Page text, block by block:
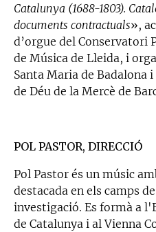
Catalunya (1688-1803).
documents contractuals»,
d’orgue del Conservatori
de Música de Lleida, i
Santa Maria de Badalona
de Déu de la Mercè de
POL PASTOR, DIRECCIÓ
Pol Pastor és un músic
destacada en els camps
investigació. Es formà a
de Catalunya i al Vienna